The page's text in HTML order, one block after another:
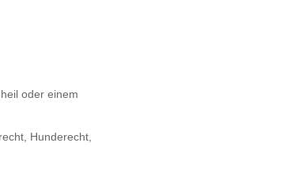
oder einem
Hunderecht,